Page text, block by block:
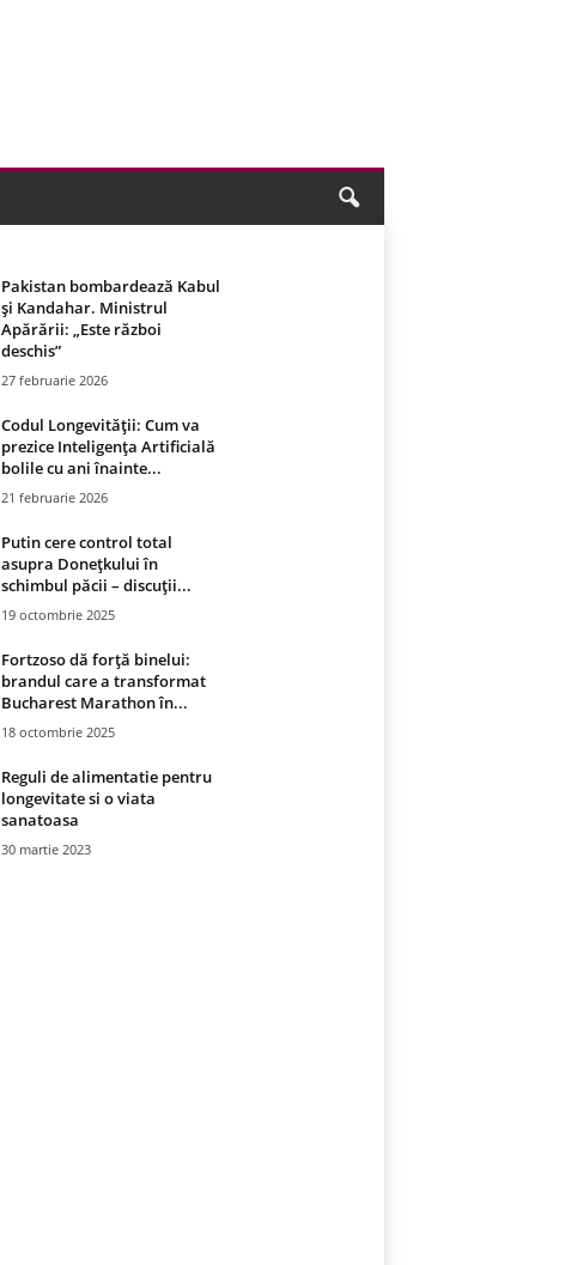
Pakistan bombardează Kabul
și Kandahar. Ministrul
Apărării: „Este război
deschis”
27 februarie 2026
Codul Longevității: Cum va
prezice Inteligența Artificială
bolile cu ani înainte...
21 februarie 2026
Putin cere control total
asupra Donețkului în
schimbul păcii – discuții...
19 octombrie 2025
Fortzoso dă forță binelui:
brandul care a transformat
Bucharest Marathon în...
18 octombrie 2025
Reguli de alimentatie pentru
longevitate si o viata
sanatoasa
30 martie 2023